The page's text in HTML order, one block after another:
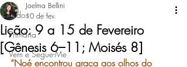
Todos
Primária
Vem e Segue-Me
Lição: 9 a 15 de Fevereiro
[Gênesis 6–11; Moisés 8]
Joelma Bellini
10 de fev.
“Noé encontrou graça aos olhos do